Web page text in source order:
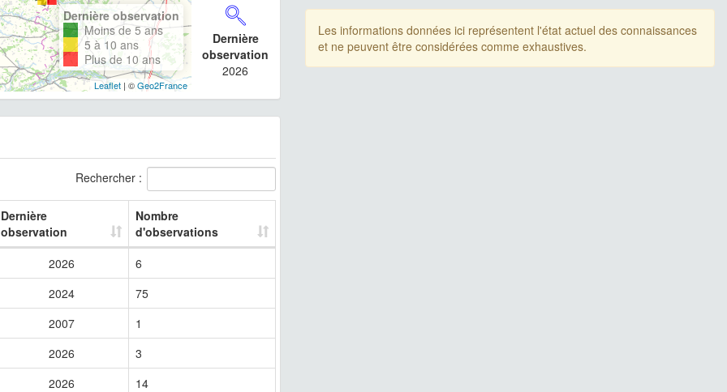
Dernière observation
Moins de 5 ans
5 à 10 ans
Plus de 10 ans
Leaflet| ©Geo2France
Dernière
observation
2026
Rechercher :
Dernière
observation
Nombre
d'observations
2026
6
2024
75
2007
1
2026
3
2026
14
Les informations données ici représentent l'état actuel des connaissances
et ne peuvent être considérées comme exhaustives.